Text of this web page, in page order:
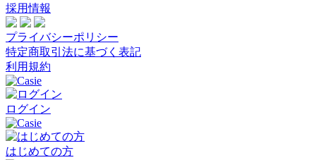
採用情報
プライバシーポリシー
特定商取引法に基づく表記
利用規約
ログイン
はじめての方